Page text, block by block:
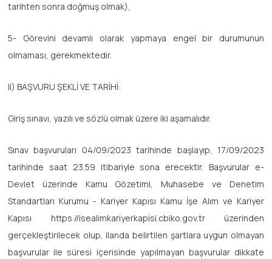
tarihten sonra doğmuş olmak),
5- Görevini devamlı olarak yapmaya engel bir durumunun
olmaması, gerekmektedir.
II) BAŞVURU ŞEKLİ VE TARİHİ:
Giriş sınavı, yazılı ve sözlü olmak üzere iki aşamalıdır.
Sınav başvuruları 04/09/2023 tarihinde başlayıp, 17/09/2023
tarihinde saat 23.59 itibariyle sona erecektir. Başvurular e-
Devlet üzerinde Kamu Gözetimi, Muhasebe ve Denetim
Standartları Kurumu - Kariyer Kapısı Kamu İşe Alım ve Kariyer
Kapısı https://isealimkariyerkapisi.cbiko.gov.tr üzerinden
gerçekleştirilecek olup, ilanda belirtilen şartlara uygun olmayan
başvurular ile süresi içerisinde yapılmayan başvurular dikkate